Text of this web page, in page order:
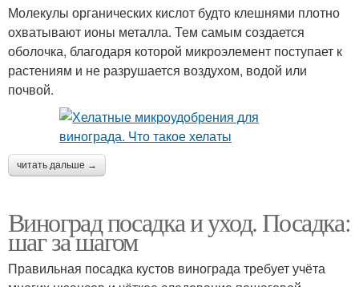
Молекулы органических кислот будто клешнями плотно
охватывают ионы металла. Тем самым создается
оболочка, благодаря которой микроэлемент поступает к
растениям и не разрушается воздухом, водой или
почвой.
читать дальше →
Виноград посадка и уход. Посадка:
шаг за шагом
Правильная посадка кустов винограда требует учёта